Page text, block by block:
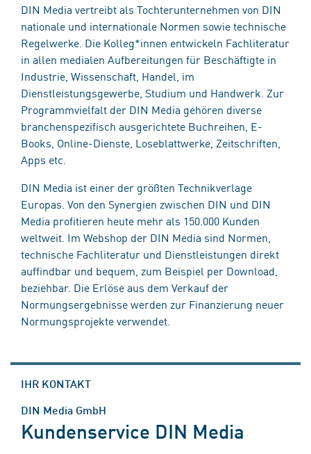
DIN Media vertreibt als Tochterunternehmen von DIN
nationale und internationale Normen sowie technische
Regelwerke. Die Kolleg*innen entwickeln Fachliteratur
in allen medialen Aufbereitungen für Beschäftigte in
Industrie, Wissenschaft, Handel, im
Dienstleistungsgewerbe, Studium und Handwerk. Zur
Programmvielfalt der DIN Media gehören diverse
branchenspezifisch ausgerichtete Buchreihen, E-
Books, Online-Dienste, Loseblattwerke, Zeitschriften,
Apps etc.
DIN Media ist einer der größten Technikverlage
Europas. Von den Synergien zwischen DIN und DIN
Media profitieren heute mehr als 150.000 Kunden
weltweit. Im Webshop der DIN Media sind Normen,
technische Fachliteratur und Dienstleistungen direkt
auffindbar und bequem, zum Beispiel per Download,
beziehbar. Die Erlöse aus dem Verkauf der
Normungsergebnisse werden zur Finanzierung neuer
Normungsprojekte verwendet.
IHR KONTAKT
DIN Media GmbH
Kundenservice DIN Media